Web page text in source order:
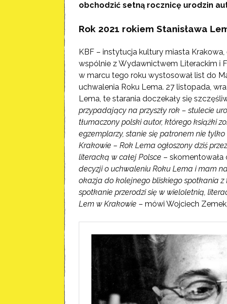
obchodzić setną rocznicę urodzin
Rok 2021 rokiem Stanisława
KBF – instytucja kultury miasta
wspólnie z Wydawnictwem Literackim i
w marcu tego roku wystosował list do
uchwalenia Roku Lema. 27 listopada,
Lema, te starania doczekały się
przypadający na przyszły rok – stulecie
tłumaczony polski autor, którego książki
egzemplarzy, stanie się patronem nie
Krakowie – Rok Lema ogłoszony dziś
literacką w całej Polsce – skomentowała
decyzji o uchwaleniu Roku Lema i mam
okazja do kolejnego bliskiego spotkania z
spotkanie przerodzi się w wieloletnią,
Lem w Krakowie – mówi Wojciech